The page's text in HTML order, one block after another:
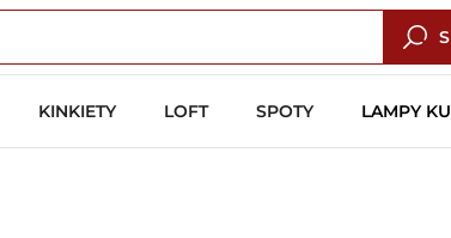
KINKIETY LOFT SPOTY LAMPY